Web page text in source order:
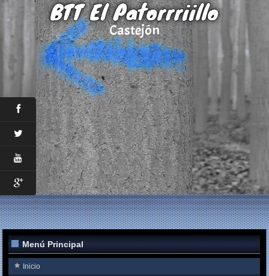
BTT El Patorrriillo
Castejón
Menú Principal
Inicio